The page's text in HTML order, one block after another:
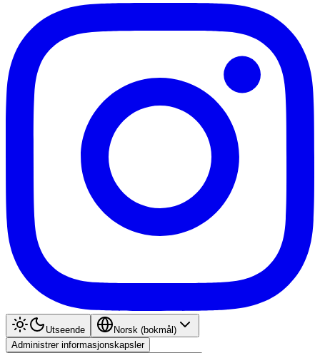
Utseende
Norsk (bokmål)
Administrer informasjonskapsler